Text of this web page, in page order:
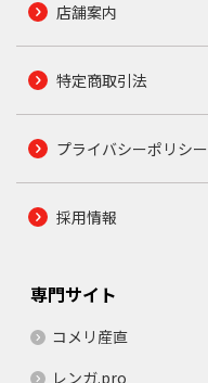
店舗案内
特定商取引法
プライバシーポリシー
採用情報
専門サイト
コメリ産直
レンガ.pro